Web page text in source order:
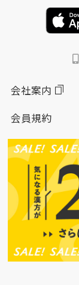
会社案内
会員規約
個人情報保護
特定商取引法
このサイトに
ソーシャル
ソーシャルメ